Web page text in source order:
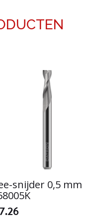
snijder 0,5 mm